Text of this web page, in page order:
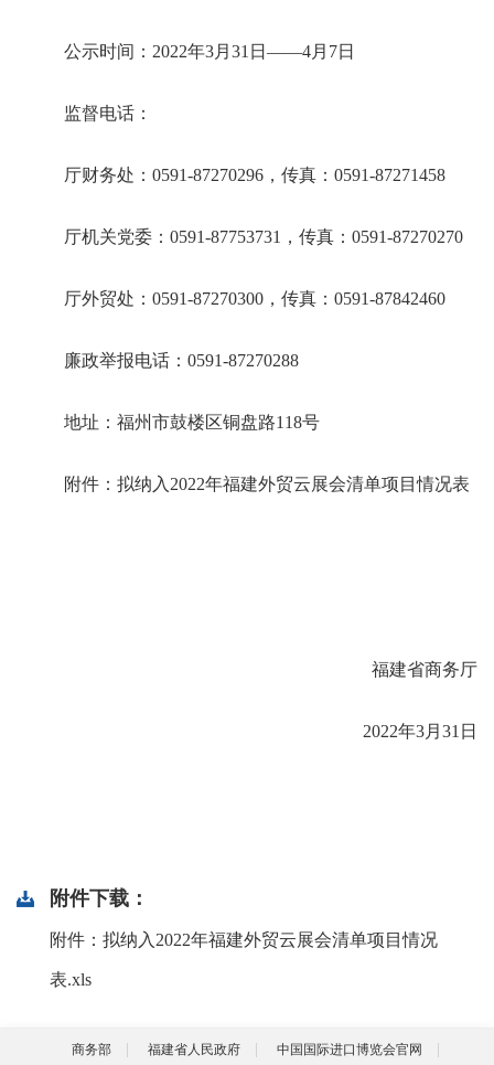
公示时间： 2022年3月31日——4月7日
监督电话：
厅财务处： 0591-87270296，传真：0591-87271458
厅机关党委： 0591-87753731，传真：0591-87270270
厅外贸处： 0591-87270300，传真：0591-87842460
廉政举报电话： 0591-87270288
地址：福州市鼓楼区铜盘路118号
附件：拟纳入 2022年福建外贸云展会清单项目情况表
福建省商务厅
2022年3月31日
附件下载：
附件：拟纳入2022年福建外贸云展会清单项目情况
表.xls
商务部 福建省人民政府 中国国际进口博览会官网